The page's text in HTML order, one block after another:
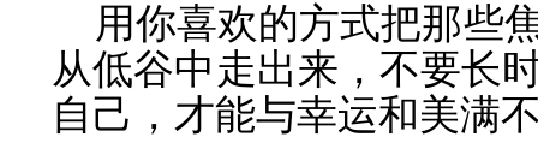
用你喜欢的方式把那些
从低谷中走出来，不要长
自己，才能与幸运和美满